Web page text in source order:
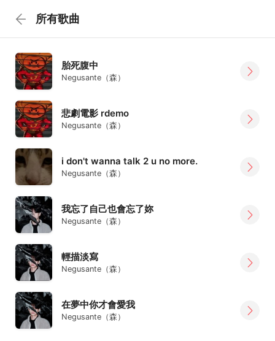
所有歌曲
胎死腹中
Negusante（森）
悲劇電影 rdemo
Negusante（森）
i don't wanna talk 2 u no more.
Negusante（森）
我忘了自己也會忘了妳
Negusante（森）
輕描淡寫
Negusante（森）
在夢中你才會愛我
Negusante（森）